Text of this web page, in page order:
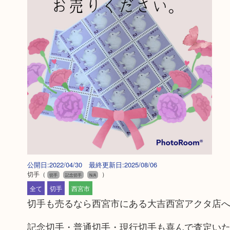
公開日:2022/04/30 最終更新日:2025/08/06
切手（ 切手 記念切手 N/A
）
全て
切手 西宮市
切手も売るなら西宮市にある大吉西宮アクタ店へ
記念切手・普通切手・現行切手も喜んで査定いた